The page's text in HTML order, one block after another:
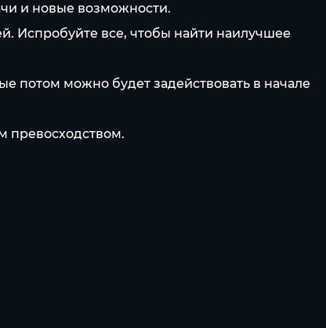
и новые возможности.
Испробуйте все, чтобы найти наилучшее
потом можно будет задействовать в начале
превосходством.